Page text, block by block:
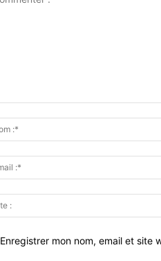
Enregistrer mon nom, email et site